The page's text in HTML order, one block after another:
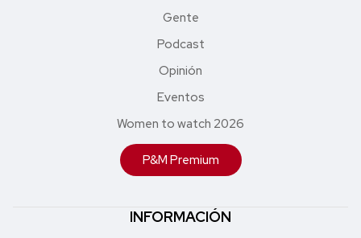
Gente
Podcast
Opinión
Eventos
Women to watch 2026
P&M Premium
INFORMACIÓN